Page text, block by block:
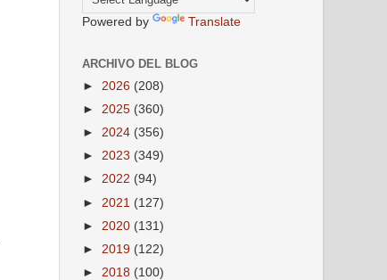
Powered by Translate
ARCHIVO DEL BLOG
► 2026 (208)
► 2025 (360)
► 2024 (356)
► 2023 (349)
► 2022 (94)
► 2021 (127)
► 2020 (131)
► 2019 (122)
► 2018 (100)